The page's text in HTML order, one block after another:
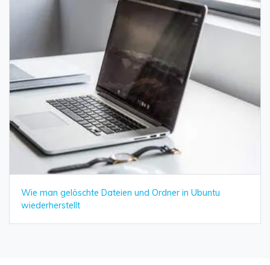
Wie man gelöschte Dateien und Ordner in Ubuntu
wiederherstellt